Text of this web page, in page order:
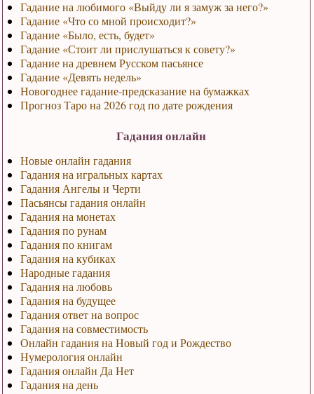
Гадание на любимого «Выйду ли я замуж за него?»
Гадание «Что со мной происходит?»
Гадание «Было, есть, будет»
Гадание «Стоит ли прислушаться к совету?»
Гадание на древнем Русском пасьянсе
Гадание «Девять недель»
Новогоднее гадание-предсказание на бумажках
Прогноз Таро на 2026 год по дате рождения
Гадания онлайн
Новые онлайн гадания
Гадания на игральных картах
Гадания Ангелы и Черти
Пасьянсы гадания онлайн
Гадания на монетах
Гадания по рунам
Гадания по книгам
Гадания на кубиках
Народные гадания
Гадания на любовь
Гадания на будущее
Гадания ответ на вопрос
Гадания на совместимость
Онлайн гадания на Новый год и Рождество
Нумерология онлайн
Гадания онлайн Да Нет
Гадания на день